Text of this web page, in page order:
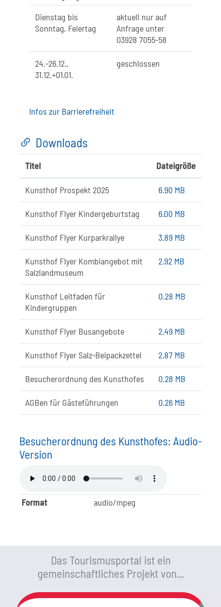
Dienstag bis
Sonntag, Feiertag
aktuell nur auf
Anfrage unter
03928 7055-58
24.-26.12.,
31.12.+01.01.
geschlossen
Infos zur Barrierefreiheit
Downloads
Titel Dateigröße
Kunsthof Prospekt 2025 6.90 MB
Kunsthof Flyer Kindergeburtstag 6.00 MB
Kunsthof Flyer Kurparkrallye 3.89 MB
Kunsthof Flyer Kombiangebot mit
Salzlandmuseum
2.92 MB
Kunsthof Leitfaden für
Kindergruppen
0.28 MB
Kunsthof Flyer Busangebote 2.49 MB
Kunsthof Flyer Salz-Beipackzettel 2.87 MB
Besucherordnung des Kunsthofes 0.28 MB
AGBen für Gästeführungen 0.26 MB
Besucherordnung des Kunsthofes: Audio-
Version
Format audio/mpeg
Das Tourismusportal ist ein
gemeinschaftliches Projekt von...